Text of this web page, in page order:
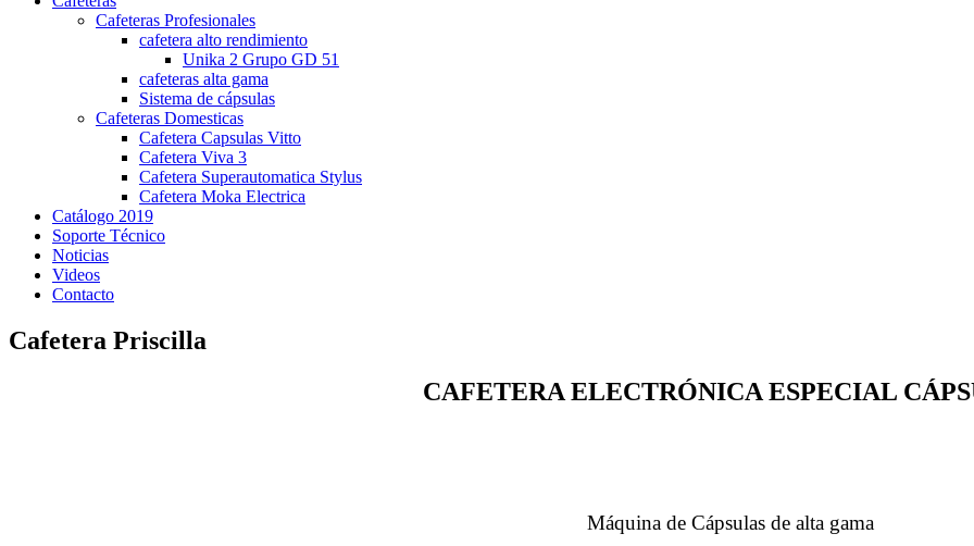
Cafeteras Profesionales
cafetera alto rendimiento
Unika 2 Grupo GD 51
cafeteras alta gama
Sistema de cápsulas
Cafeteras Domesticas
Cafetera Capsulas Vitto
Cafetera Viva 3
Cafetera Superautomatica Stylus
Cafetera Moka Electrica
Catálogo 2019
Soporte Técnico
Noticias
Videos
Contacto
Cafetera Priscilla
CAFETERA ELECTRÓNICA ESPECIAL
Máquina de Cápsulas de alta gama